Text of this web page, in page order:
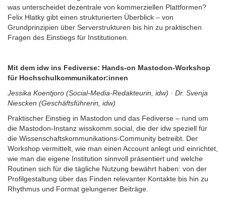
was unterscheidet dezentrale von kommerziellen Plattformen?
Felix Hlatky gibt einen strukturierten Überblick – von
Grundprinzipien über Serverstrukturen bis hin zu praktischen
Fragen des Einstiegs für Institutionen.
Mit dem idw ins Fediverse: Hands-on Mastodon-Workshop
für Hochschulkommunikator:innen
Jessika Koentjoro (Social-Media-Redakteurin, idw) · Dr. Svenja
Niescken (Geschäftsführerin, idw)
Praktischer Einstieg in Mastodon und das Fediverse – rund um
die Mastodon-Instanz wisskomm.social, die der idw speziell für
die Wissenschaftskommunikations-Community betreibt. Der
Workshop vermittelt, wie man einen Account anlegt und einrichtet,
wie man die eigene Institution sinnvoll präsentiert und welche
Routinen sich für die tägliche Nutzung bewährt haben: von der
Profilgestaltung über das Finden relevanter Kontakte bis hin zu
Rhythmus und Format gelungener Beiträge.